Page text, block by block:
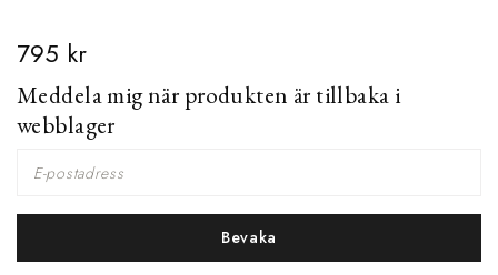
795 kr
Meddela mig när produkten är tillbaka i
webblager
Bevaka